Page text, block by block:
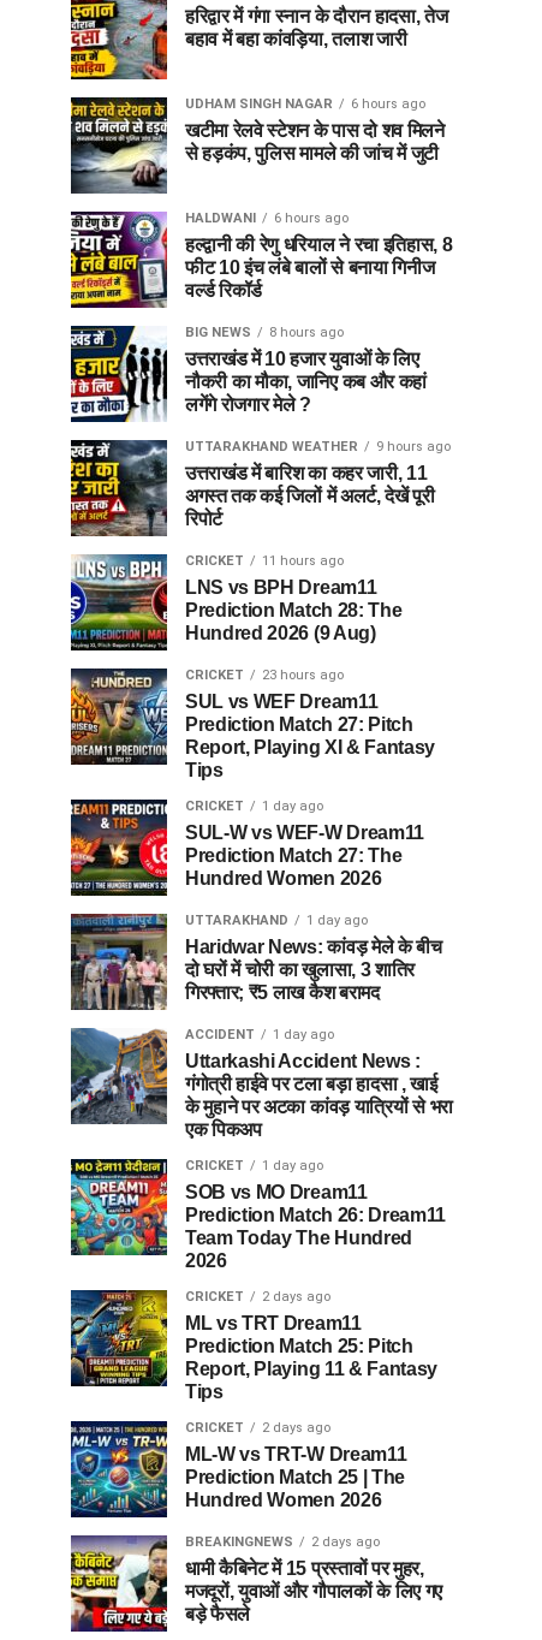
हरिद्वार में गंगा स्नान के दौरान हादसा, तेज
बहाव में बहा कांवड़िया, तलाश जारी
UDHAM SINGH NAGAR 6 hours ago
खटीमा रेलवे स्टेशन के पास दो शव मिलने
से हड़कंप, पुलिस मामले की जांच में जुटी
HALDWANI 6 hours ago
हल्द्वानी की रेणु धरियाल ने रचा इतिहास, 8
फीट 10 इंच लंबे बालों से बनाया गिनीज
वर्ल्ड रिकॉर्ड
BIG NEWS 8 hours ago
उत्तराखंड में 10 हजार युवाओं के लिए
नौकरी का मौका, जानिए कब और कहां
लगेंगे रोजगार मेले ?
UTTARAKHAND WEATHER 9 hours ago
उत्तराखंड में बारिश का कहर जारी, 11
अगस्त तक कई जिलों में अलर्ट, देखें पूरी
रिपोर्ट
CRICKET 11 hours ago
LNS vs BPH Dream11
Prediction Match 28: The
Hundred 2026 (9 Aug)
CRICKET 23 hours ago
SUL vs WEF Dream11
Prediction Match 27: Pitch
Report, Playing XI & Fantasy
Tips
CRICKET 1 day ago
SUL-W vs WEF-W Dream11
Prediction Match 27: The
Hundred Women 2026
UTTARAKHAND 1 day ago
Haridwar News: कांवड़ मेले के बीच
दो घरों में चोरी का खुलासा, 3 शातिर
गिरफ्तार; ₹5 लाख कैश बरामद
ACCIDENT 1 day ago
Uttarkashi Accident News :
गंगोत्री हाईवे पर टला बड़ा हादसा , खाई
के मुहाने पर अटका कांवड़ यात्रियों से भरा
एक पिकअप
CRICKET 1 day ago
SOB vs MO Dream11
Prediction Match 26: Dream11
Team Today The Hundred
2026
CRICKET 2 days ago
ML vs TRT Dream11
Prediction Match 25: Pitch
Report, Playing 11 & Fantasy
Tips
CRICKET 2 days ago
ML-W vs TRT-W Dream11
Prediction Match 25 | The
Hundred Women 2026
BREAKINGNEWS 2 days ago
धामी कैबिनेट में 15 प्रस्तावों पर मुहर,
मजदूरों, युवाओं और गौपालकों के लिए गए
बड़े फैसले